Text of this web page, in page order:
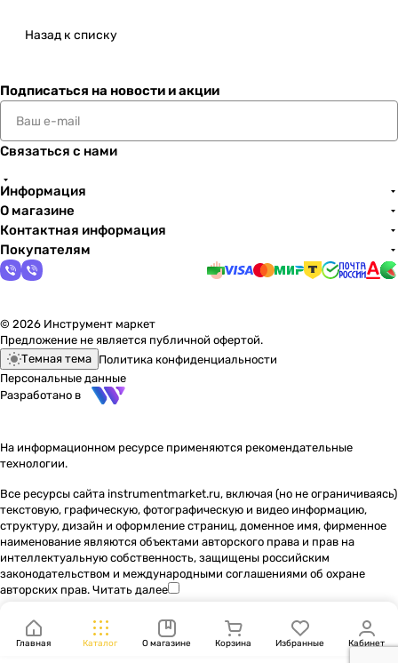
Назад к списку
Подписаться на новости и акции
Связаться с нами
Информация
О магазине
Контактная информация
Покупателям
© 2026 Инструмент маркет
Предложение не является публичной офертой.
Темная тема Политика конфиденциальности
Персональные данные
Разработано в
На информационном ресурсе применяются рекомендательные
технологии.
Все ресурсы сайта instrumentmarket.ru, включая (но не ограничиваясь)
текстовую, графическую, фотографическую и видео информацию,
структуру, дизайн и оформление страниц, доменное имя, фирменное
наименование являются объектами авторского права и прав на
интеллектуальную собственность, защищены российским
законодательством и международными соглашениями об охране
авторских прав. Читать далее
Главная Каталог О магазине Корзина Избранные Кабинет